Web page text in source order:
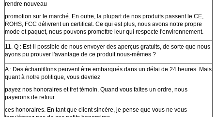
rendre nouveau
promotion sur le marché. En outre, la plupart de nos produits passent le CE,
ROHS, FCC délivrent un certificat. Ce qui est plus, nous avons notre propre
mode et paquet, nous pouvons promettre leur qui respecte l'environnement.
11. Q : Est-il possible de nous envoyer des aperçus gratuits, de sorte que nous
ayons pu prouver l'avantage de ce produit nous-mêmes ?
A : Des échantillons peuvent être embarqués dans un délai de 24 heures. Mais
quant à notre politique, vous devriez
payez nos honoraires et fret témoin. Quand vous faites un ordre, nous
payerons de retour
ces honoraires. En tant que client sincère, je pense que vous ne vous